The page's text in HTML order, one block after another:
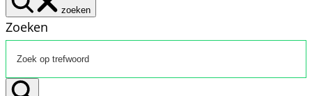
zoeken
Zoeken